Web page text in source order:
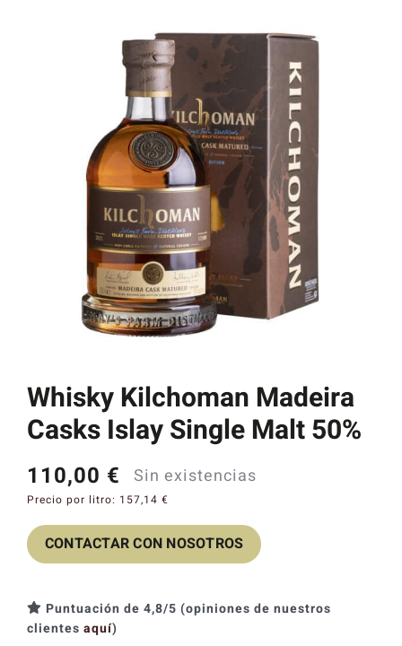
Catas y Actividades
Whisky Kilchoman Madeira
Casks Islay Single Malt 50%
110,00 € Sin existencias
Precio por litro: 157,14 €
CONTACTAR CON NOSOTROS
Puntuación de 4,8/5 (opiniones de nuestros
clientes aquí)